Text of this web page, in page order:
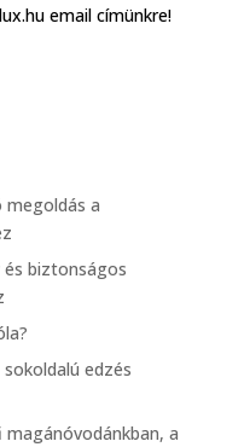
email címünkre!
a
biztonságos
edzés
a